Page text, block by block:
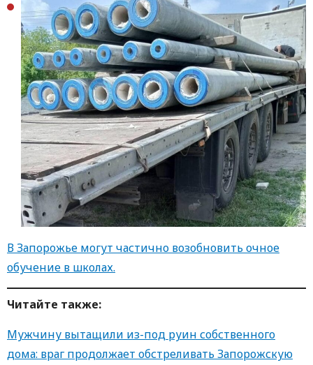
В Запорожье могут частично возобновить очное
обучение в школах.
Читайте также:
Мужчину вытащили из-под руин собственного
дома: враг продолжает обстреливать Запорожскую